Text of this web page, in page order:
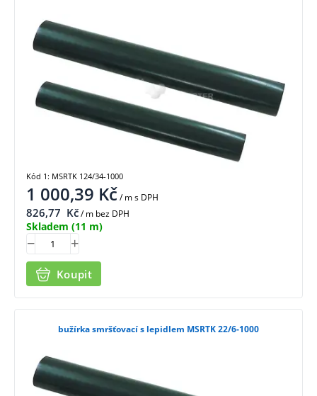
1 000,39 Kč/ ms DPH
826,77 Kč/ m bez DPH
Skladem (11 m)
Koupit
Kód 1: MSRTK 124/34-1000
bužírka smršťovací s lepidlem MSRTK 22/6-1000